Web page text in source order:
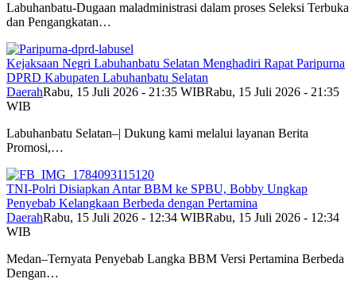
Labuhanbatu-Dugaan maladministrasi dalam proses Seleksi Terbuka
dan Pengangkatan…
Kejaksaan Negri Labuhanbatu Selatan Menghadiri Rapat Paripurna
DPRD Kabupaten Labuhanbatu Selatan
DaerahRabu, 15 Juli 2026 - 21:35 WIBRabu, 15 Juli 2026 - 21:35
WIB
Labuhanbatu Selatan–| Dukung kami melalui layanan Berita
Promosi,…
TNI-Polri Disiapkan Antar BBM ke SPBU, Bobby Ungkap
Penyebab Kelangkaan Berbeda dengan Pertamina
DaerahRabu, 15 Juli 2026 - 12:34 WIBRabu, 15 Juli 2026 - 12:34
WIB
Medan–Ternyata Penyebab Langka BBM Versi Pertamina Berbeda
Dengan…